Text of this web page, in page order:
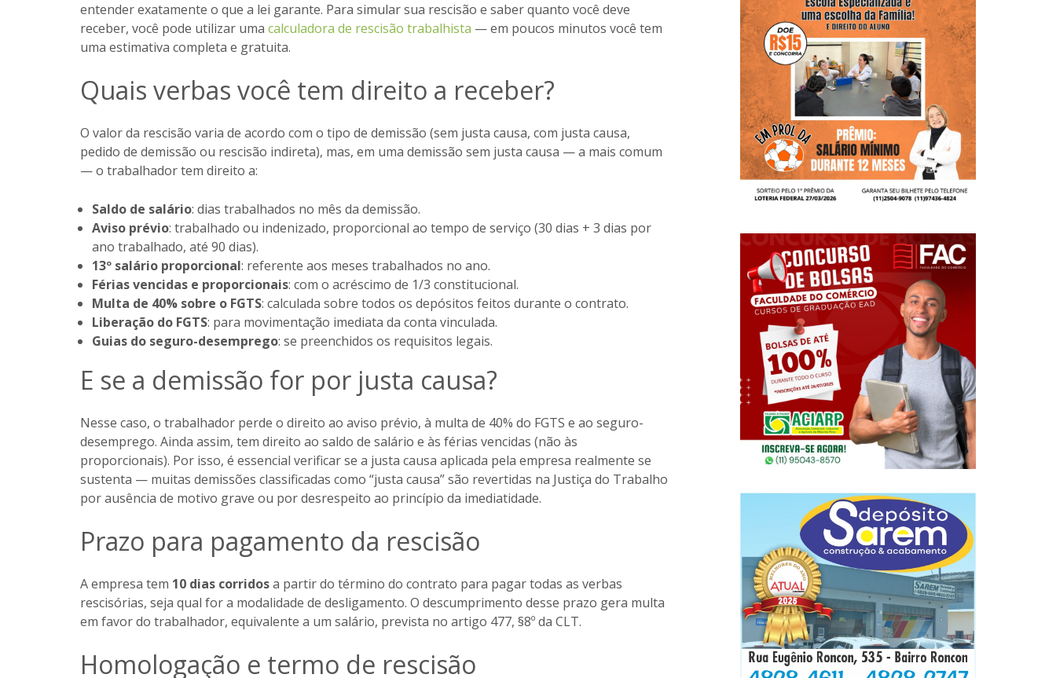
entender exatamente o que a lei garante. Para simular sua rescisão e saber quanto você deve
receber, você pode utilizar uma calculadora de rescisão trabalhista — em poucos minutos você tem
uma estimativa completa e gratuita.
Quais verbas você tem direito a receber?
O valor da rescisão varia de acordo com o tipo de demissão (sem justa causa, com justa causa,
pedido de demissão ou rescisão indireta), mas, em uma demissão sem justa causa — a mais comum
— o trabalhador tem direito a:
Saldo de salário: dias trabalhados no mês da demissão.
Aviso prévio: trabalhado ou indenizado, proporcional ao tempo de serviço (30 dias + 3 dias por
ano trabalhado, até 90 dias).
13º salário proporcional: referente aos meses trabalhados no ano.
Férias vencidas e proporcionais: com o acréscimo de 1/3 constitucional.
Multa de 40% sobre o FGTS: calculada sobre todos os depósitos feitos durante o contrato.
Liberação do FGTS: para movimentação imediata da conta vinculada.
Guias do seguro-desemprego: se preenchidos os requisitos legais.
E se a demissão for por justa causa?
Nesse caso, o trabalhador perde o direito ao aviso prévio, à multa de 40% do FGTS e ao seguro-
desemprego. Ainda assim, tem direito ao saldo de salário e às férias vencidas (não às
proporcionais). Por isso, é essencial verificar se a justa causa aplicada pela empresa realmente se
sustenta — muitas demissões classificadas como “justa causa” são revertidas na Justiça do Trabalho
por ausência de motivo grave ou por desrespeito ao princípio da imediatidade.
Prazo para pagamento da rescisão
A empresa tem 10 dias corridosa partir do término do contrato para pagar todas as verbas
rescisórias, seja qual for a modalidade de desligamento. O descumprimento desse prazo gera multa
em favor do trabalhador, equivalente a um salário, prevista no artigo 477, §8º da CLT.
Homologação e termo de rescisão